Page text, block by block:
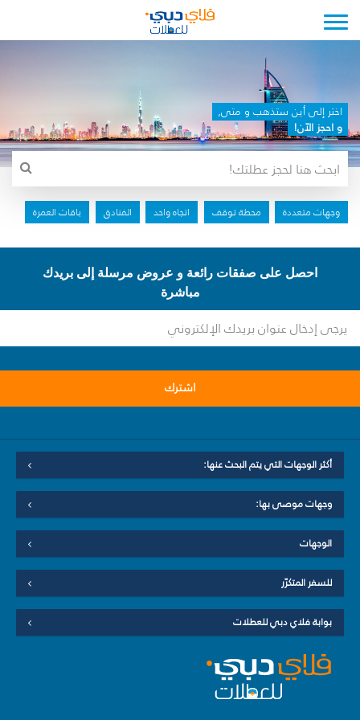
Toggle navigation
اختر إلى أين ستذهب و متى,
و احجز الآن!
وجهات متعددة محطة توقف اتجاه واحد الفنادق باقات العمرة
احصل على صفقات رائعة و عروض مرسلة إلى بريدك
مباشرة
اشترك
أكثر الوجهات التي يتم البحث عنها:
وجهات موصى بها:
الوجهات
للسفر المتكرّر
بوابة فلاي دبي للعطلات